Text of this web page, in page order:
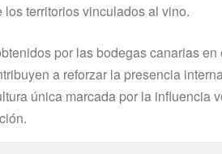
territorios vinculados al vino.
por las bodegas canarias
a reforzar la presencia
única marcada por la influencia